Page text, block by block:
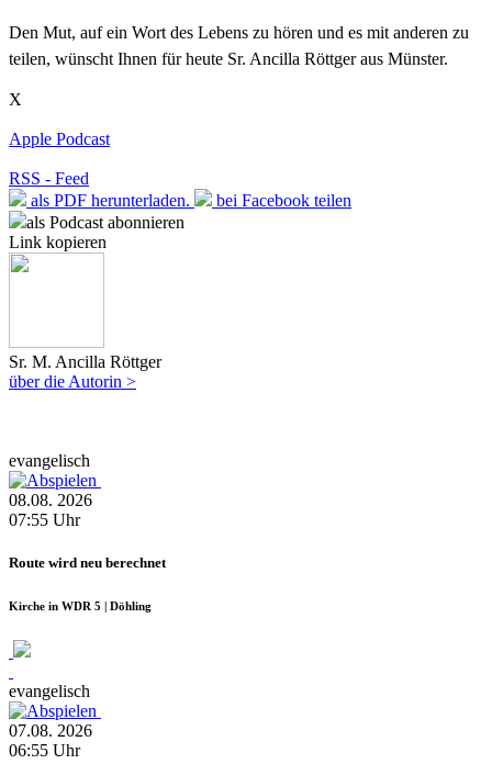
Den Mut, auf ein Wort des Lebens zu hören und es mit anderen zu
teilen, wünscht Ihnen für heute Sr. Ancilla Röttger aus Münster.
X
Apple Podcast
RSS - Feed
als PDF herunterladen.
bei Facebook teilen
als Podcast abonnieren
Link kopieren
Sr. M. Ancilla Röttger
über die Autorin >
evangelisch
08.08. 2026
07:55 Uhr
Route wird neu berechnet
Kirche in WDR 5 | Döhling
evangelisch
07.08. 2026
06:55 Uhr